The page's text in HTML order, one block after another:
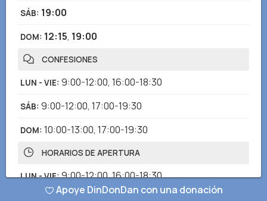
SÁB: 19:00
DOM: 12:15, 19:00
CONFESIONES
LUN - VIE: 9:00-12:00, 16:00-18:30
SÁB: 9:00-12:00, 17:00-19:30
DOM: 10:00-13:00, 17:00-19:30
HORARIOS DE APERTURA
LUN - VIE:9:00-12:00,16:00-18:30
Apoye DinDonDan con una donación